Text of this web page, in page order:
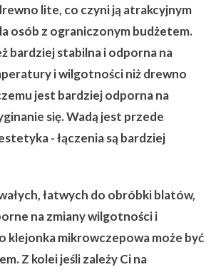
lite, co czyni ją atrakcyjnym
osób z ograniczonym budżetem.
bardziej stabilna i odporna na
i wilgotności niż drewno
jest bardziej odporna na
się. Wadą jest przede
- łączenia są bardziej
łatwych do obróbki blatów,
na zmiany wilgotności i
klejonka mikrowczepowa może być
Z kolei jeśli zależy Ci na